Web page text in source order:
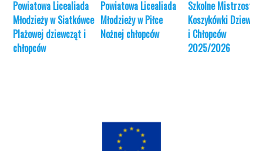
Powiatowa Licealiada
Młodzieży w Siatkówce
Plażowej dziewcząt i
chłopców
Powiatowa Licealiada
Młodzieży w Piłce
Nożnej chłopców
Szkolne Mistrzostwa
Koszykówki
i Chłopców
2025/2026